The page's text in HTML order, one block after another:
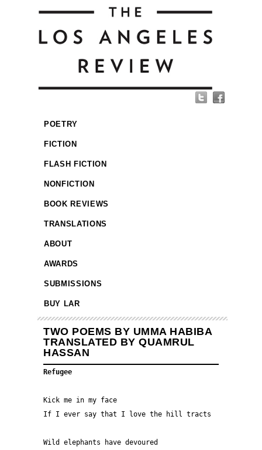
POETRY
FICTION
FLASH FICTION
NONFICTION
BOOK REVIEWS
TRANSLATIONS
ABOUT
AWARDS
SUBMISSIONS
BUY LAR
TWO POEMS BY UMMA HABIBA
TRANSLATED BY QUAMRUL
HASSAN
Refugee
Kick me in my face
If I ever say that I love the hill tracts
Wild elephants have devoured